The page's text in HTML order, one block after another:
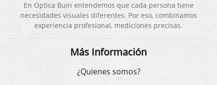
En Óptica Buin entendemos que cada persona tiene
necesidades visuales diferentes. Por eso, combinamos
experiencia profesional, mediciones precisas.
Más Información
¿Quienes somos?